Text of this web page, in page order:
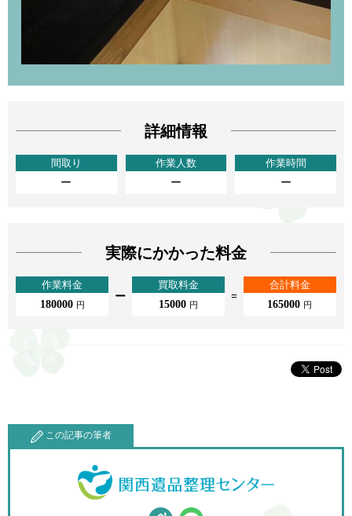
詳細情報
間取り
ー
作業人数
ー
作業時間
ー
実際にかかった料金
作業料金
180000 円
ー
買取料金
15000 円
=
合計料金
165000 円
この記事の筆者